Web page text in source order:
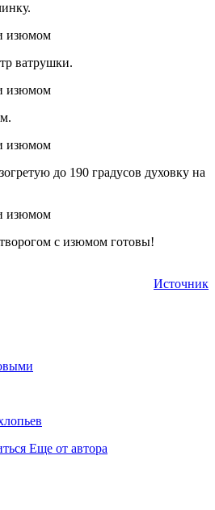
ватрушки.
до 190 градусов духовку на
с изюмом готовы!
Источник
Еще от автора